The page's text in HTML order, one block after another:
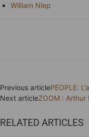
William Nlep
Previous articlePEOPLE:
Next articleZOOM : Arthur
RELATED ARTICLES